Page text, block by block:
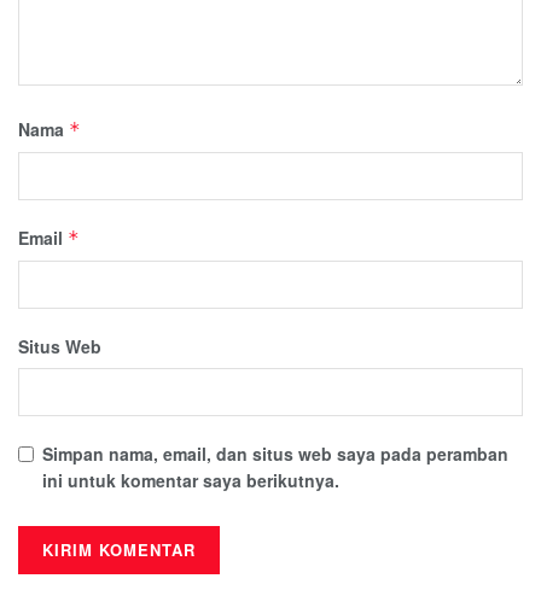
Nama *
Email *
Situs Web
Simpan nama, email, dan situs web saya pada peramban
ini untuk komentar saya berikutnya.